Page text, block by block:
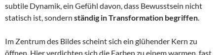
subtile Dynamik, ein Gefühl davon, dass Bewusstsein nicht
statisch ist, sondern ständig in Transformation begriffen.
Im Zentrum des Bildes scheint sich ein glühender Kern zu
öffnen. Hier verdichten sich die Farben zu einem warmen, fast